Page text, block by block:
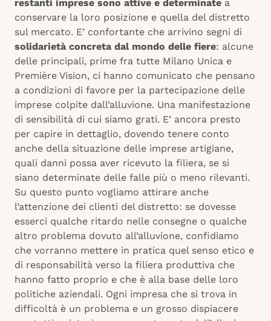
restanti imprese sono attive e determinate a
conservare la loro posizione e quella del distretto
sul mercato. E’ confortante che arrivino segni di
solidarietà concreta dal mondo delle fiere: alcune
delle principali, prime fra tutte Milano Unica e
Première Vision, ci hanno comunicato che pensano
a condizioni di favore per la partecipazione delle
imprese colpite dall’alluvione. Una manifestazione
di sensibilità di cui siamo grati. E’ ancora presto
per capire in dettaglio, dovendo tenere conto
anche della situazione delle imprese artigiane,
quali danni possa aver ricevuto la filiera, se si
siano determinate delle falle più o meno rilevanti.
Su questo punto vogliamo attirare anche
l’attenzione dei clienti del distretto: se dovesse
esserci qualche ritardo nelle consegne o qualche
altro problema dovuto all’alluvione, confidiamo
che vorranno mettere in pratica quel senso etico e
di responsabilità verso la filiera produttiva che
hanno fatto proprio e che è alla base delle loro
politiche aziendali. Ogni impresa che si trova in
difficoltà è un problema e un grosso dispiacere